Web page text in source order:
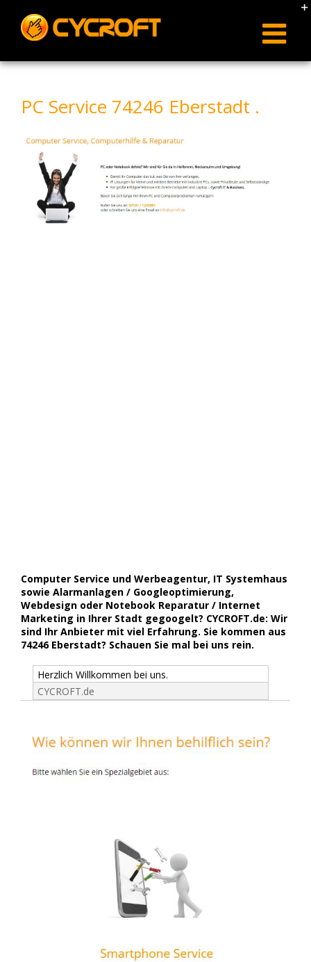
content
PC Service 74246 Eberstadt .
Computer Service und Werbeagentur, IT Systemhaus
sowie Alarmanlagen / Googleoptimierung,
Webdesign oder Notebook Reparatur / Internet
Marketing in Ihrer Stadt gegoogelt? CYCROFT.de: Wir
sind Ihr Anbieter mit viel Erfahrung. Sie kommen aus
74246 Eberstadt? Schauen Sie mal bei uns rein.
Herzlich Willkommen bei uns.
CYCROFT.de